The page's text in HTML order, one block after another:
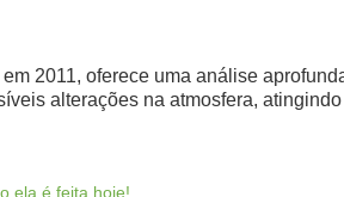
2011, oferece uma análise
alterações na atmosfera,
ela é feita hoje!